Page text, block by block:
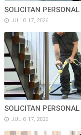
SOLICITAN
JULIO 17, 2026
SOLICITAN
JULIO 17, 2026